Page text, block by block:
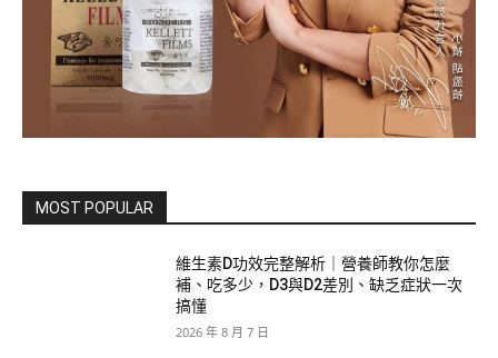
MOST POPULAR
維生素D功效完整解析｜營養師教你怎麼
補、吃多少，D3與D2差別、缺乏症狀一次
搞懂
2026 年 8 月 7 日